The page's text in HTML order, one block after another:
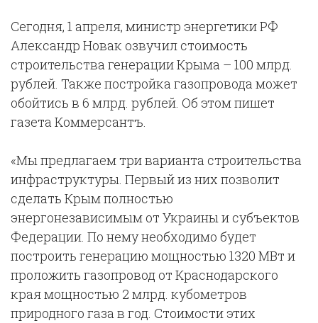
Сегодня, 1 апреля, министр энергетики РФ
Александр Новак озвучил стоимость
строительства генерации Крыма – 100 млрд.
рублей. Также постройка газопровода может
обойтись в 6 млрд. рублей. Об этом пишет
газета Коммерсантъ.
«Мы предлагаем три варианта строительства
инфраструктуры. Первый из них позволит
сделать Крым полностью
энергонезависимым от Украины и субъектов
Федерации. По нему необходимо будет
построить генерацию мощностью 1320 МВт и
проложить газопровод от Краснодарского
края мощностью 2 млрд. кубометров
природного газа в год. Стоимости этих